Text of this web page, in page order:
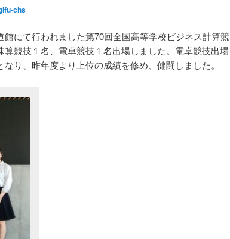
chs
館にて行われました第70回全国高等学校ビジネス計算競
競技１名、電卓競技１名出場しました。電卓競技出場
り、昨年度より上位の成績を修め、健闘しました。